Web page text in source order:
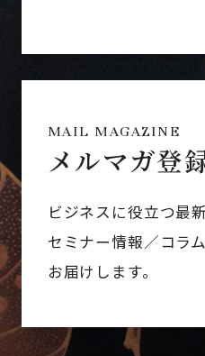
MAIL MAGAZINE
メルマガ登
ビジネスに役立つ最
セミナー情報／コラ
お届けします。